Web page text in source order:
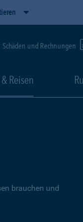
Schäden und Rechnungen
& Reisen
brauchen und